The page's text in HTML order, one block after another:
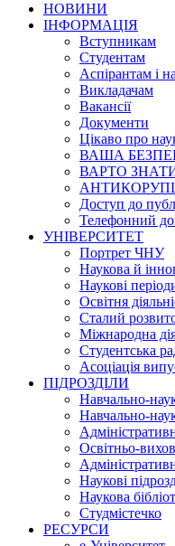
НОВИНИ
ІНФОРМАЦІЯ
Вступникам
Студентам
Аспірантам і
Викладачам
Вакансії
Документи
Цікаво про
ВАША
ВАРТО
Доступ до
Телефонний
УНІВЕРСИТЕТ
Портрет ЧНУ
Наукова й
Наукові
Освітня
Сталий
Міжнародна
Студентська
Асоціація
ПІДРОЗДІЛИ
Навчально-
Навчально-
Освітньо-
Наукові
Наукова
Студмістечко
РЕСУРСИ